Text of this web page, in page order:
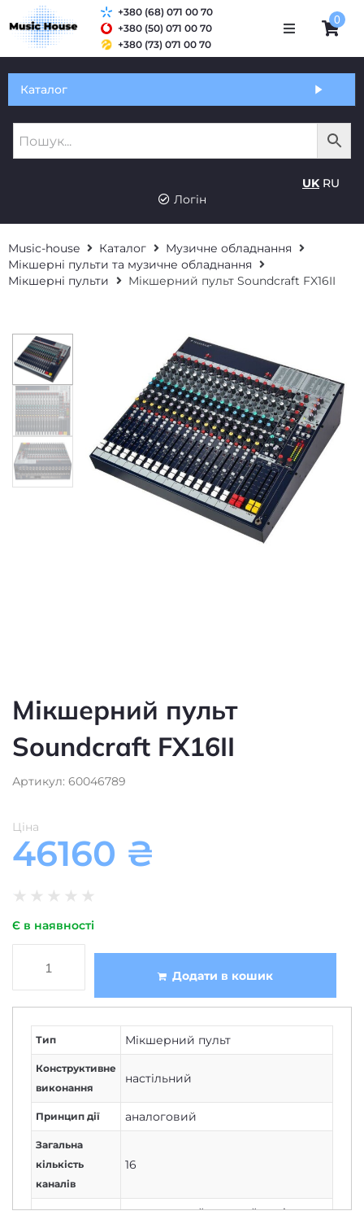
Оплата і доставка
+380 (68) 071 00 70
+380 (50) 071 00 70
+380 (73) 071 00 70
0
Каталог
UK RU
Логін
Music-house Каталог
Музичне обладнання
Мікшерні пульти та музичне обладнання
Мікшерні пульти
Мікшерний пульт Soundcraft FX16II
Мікшерний пульт
Soundcraft FX16II
Артикул: 60046789
Ціна
46160 ₴
★ ★ ★ ★ ★
Є в наявності
Додати в кошик
Тип Мікшерний пульт
Конструктивне
виконання
настільний
Принцип дії аналоговий
Загальна
кількість
каналів
16
трисмуговий еквалайзер із